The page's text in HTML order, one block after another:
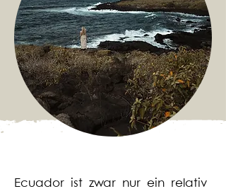
Ecuador ist zwar nur ein relativ